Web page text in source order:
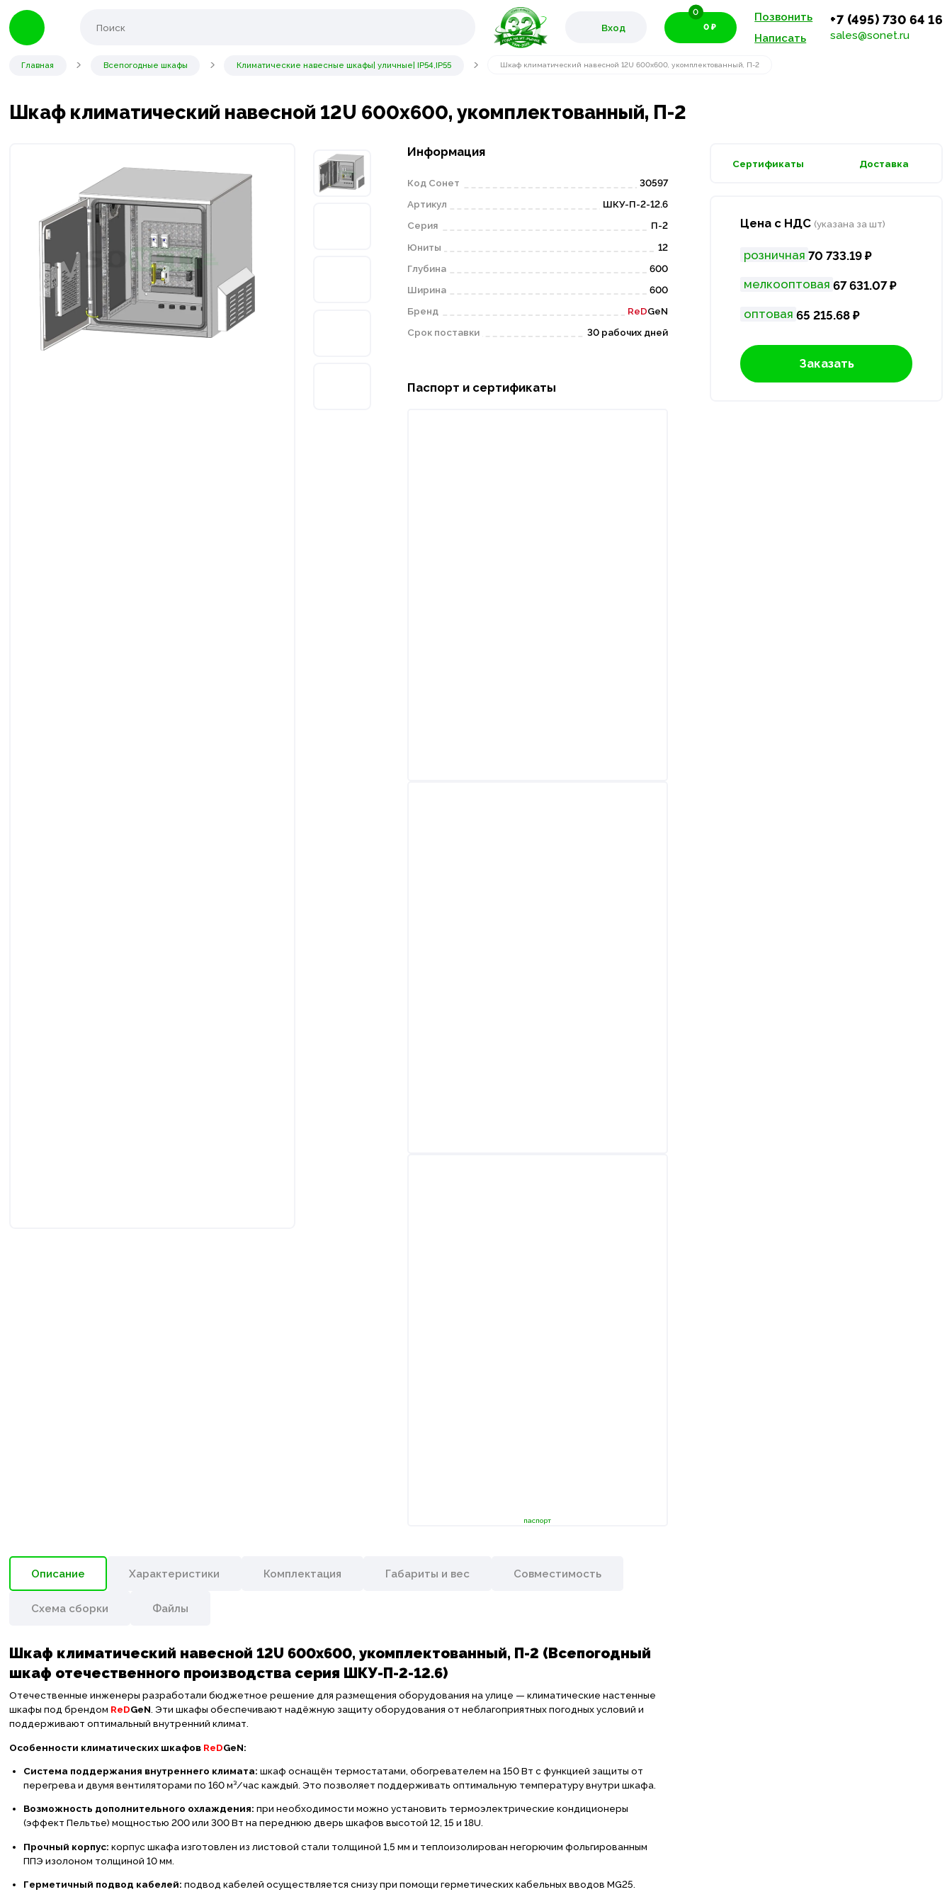
Вход 0 ₽
0
Позвонить
Написать
+7 (495) 730 64 16
sales@sonet.ru
Главная Всепогодные шкафы Климатические навесные шкафы| уличные| IP54,IP55 Шкаф климатический навесной 12U 600х600, укомплектованный, П-2
Шкаф климатический навесной 12U 600х600, укомплектованный, П-2
Информация
Код Сонет
30597
Артикул
ШКУ-П-2-12.6
Серия
П-2
Юниты
12
Глубина
600
Ширина
600
Бренд
ReDGeN
Срок поставки
30 рабочих дней
Паспорт и сертификаты
паспорт
Описание Характеристики Комплектация Габариты и вес Совместимость
Схема сборки Файлы
Шкаф климатический навесной 12U 600х600, укомплектованный, П-2 (Всепогодный
шкаф отечественного производства серия ШКУ-П-2-12.6)
Отечественные инженеры разработали бюджетное решение для размещения оборудования на улице — климатические настенные
шкафы под брендом ReDGeN . Эти шкафы обеспечивают надёжную защиту оборудования от неблагоприятных погодных условий и
поддерживают оптимальный внутренний климат.
Особенности климатических шкафов ReDGeN:
Система поддержания внутреннего климата: шкаф оснащён термостатами, обогревателем на 150 Вт с функцией защиты от
перегрева и двумя вентиляторами по 160 м³/час каждый. Это позволяет поддерживать оптимальную температуру внутри шкафа.
Возможность дополнительного охлаждения: при необходимости можно установить термоэлектрические кондиционеры
(эффект Пельтье) мощностью 200 или 300 Вт на переднюю дверь шкафов высотой 12, 15 и 18U.
Прочный корпус: корпус шкафа изготовлен из листовой стали толщиной 1,5 мм и теплоизолирован негорючим фольгированным
ППЭ изолоном толщиной 10 мм.
Герметичный подвод кабелей: подвод кабелей осуществляется снизу при помощи герметических кабельных вводов MG25.
Сертификаты Доставка
Цена с НДС (указана за шт)
розничная 70 733.19 ₽
мелкооптовая 67 631.07 ₽
оптовая 65 215.68 ₽
Заказать